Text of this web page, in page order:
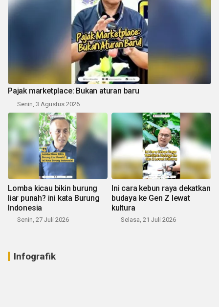
Pajak marketplace: Bukan aturan baru
Senin, 3 Agustus 2026
Lomba kicau bikin burung
liar punah? ini kata Burung
Indonesia
Senin, 27 Juli 2026
Ini cara kebun raya dekatkan
budaya ke Gen Z lewat
kultura
Selasa, 21 Juli 2026
Infografik